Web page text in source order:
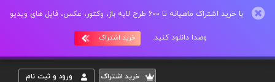
با خرید اشتراک ماهیانه تا 600 طرح لایه باز، وکتور، عکس، فایل های ویدیو
وصدا دانلود کنید. خرید اشتراک
خريد اشتراک ورود و ثبت نام